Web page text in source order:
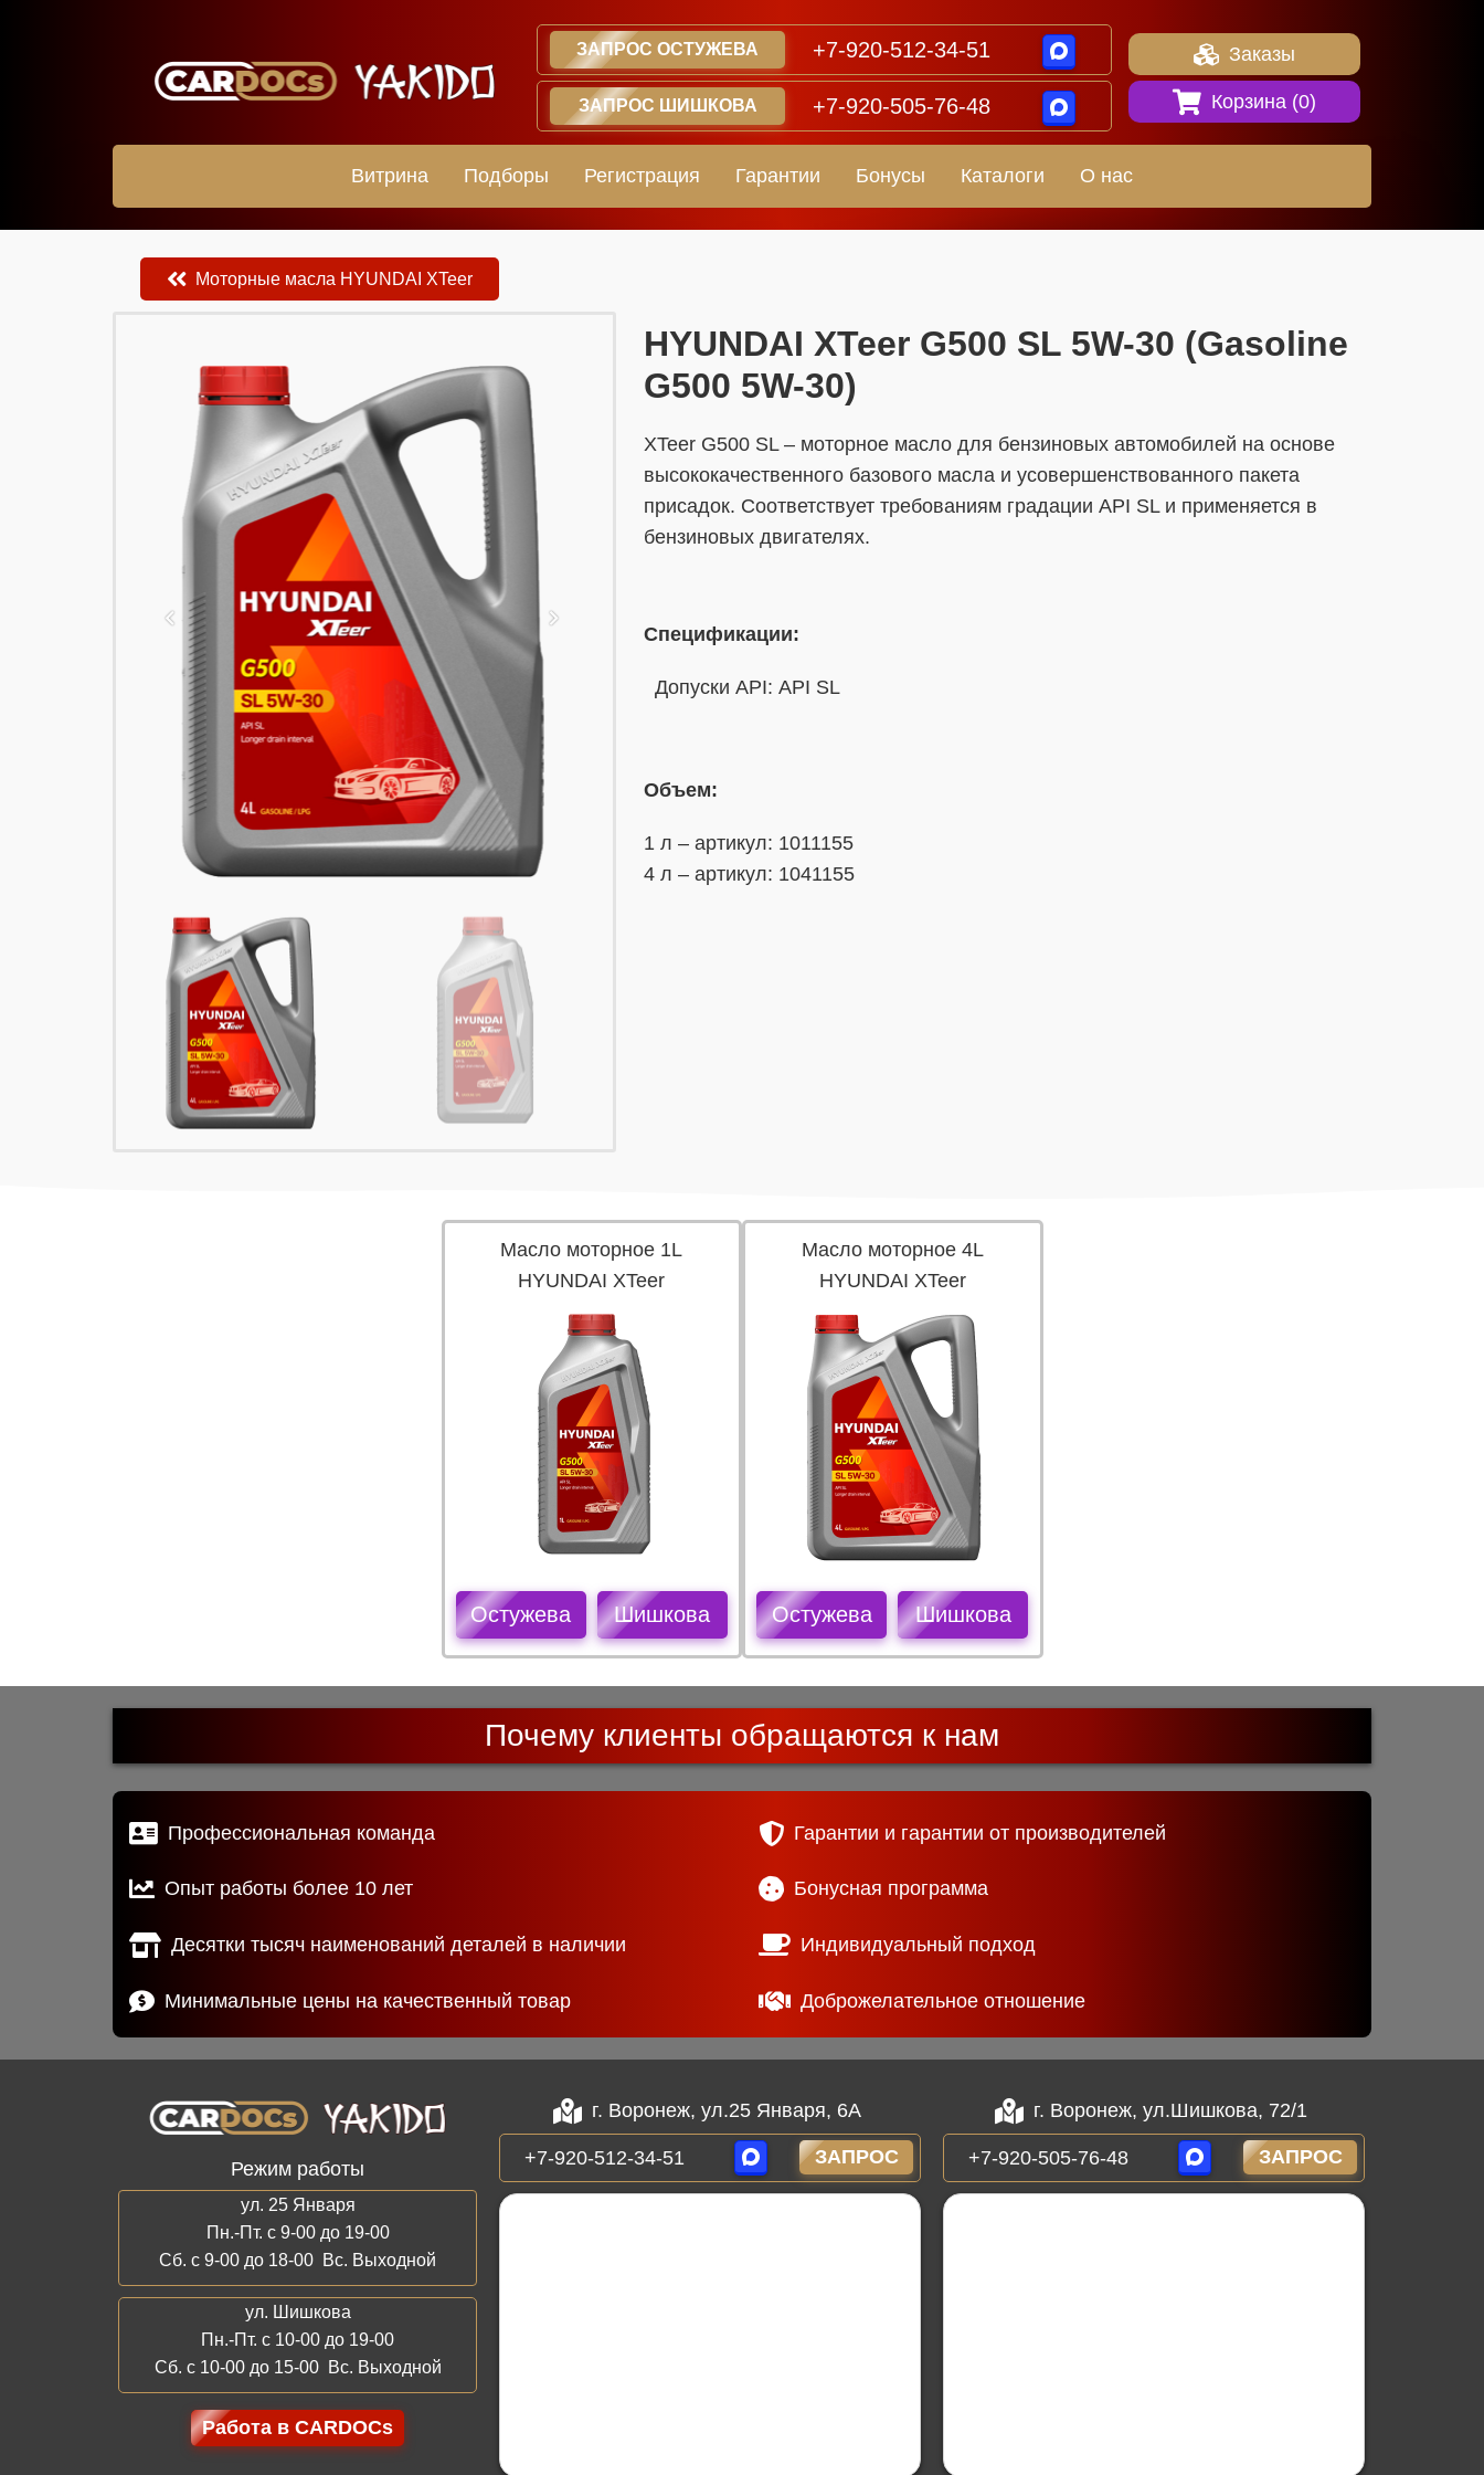
ЗАПРОС ОСТУЖЕВА +7-920-512-34-51
ЗАПРОС ШИШКОВА +7-920-505-76-48
Заказы
Корзина (0)
Витрина Подборы Регистрация Гарантии Бонусы Каталоги О нас
Моторные масла HYUNDAI XTeer
​​​​HYUNDAI XTeer G500 SL 5W-30 (Gasoline
G500 5W-30)
XTeer G500 SL – моторное масло для бензиновых автомобилей на основе
высококачественного базового масла и усовершенствованного пакета
присадок. Соответствует требованиям градации API SL и применяется в
бензиновых двигателях.
Спецификации:
Допуски API: API SL
Объем:
1 л – артикул: 1011155
4 л – артикул: 1041155
Масло моторное 1L
HYUNDAI XTeer
Остужева Шишкова
Масло моторное 4L
HYUNDAI XTeer
Остужева Шишкова
Почему клиенты обращаются к нам
Профессиональная команда
Опыт работы более 10 лет
Десятки тысяч наименований деталей в наличии
Минимальные цены на качественный товар
Гарантии и гарантии от производителей
Бонусная программа
Индивидуальный подход
Доброжелательное отношение
Режим работы
ул. 25 Января
Пн.-Пт. с 9-00 до 19-00
Сб. с 9-00 до 18-00 Вс. Выходной
ул. Шишкова
Пн.-Пт. с 10-00 до 19-00
Сб. с 10-00 до 15-00 Вс. Выходной
Работа в CARDOCs
г. Воронеж, ул.25 Января, 6А
+7-920-512-34-51 ЗАПРОС
г. Воронеж, ул.Шишкова, 72/1
+7-920-505-76-48 ЗАПРОС